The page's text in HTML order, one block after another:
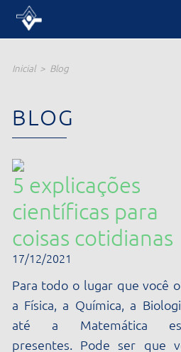
BLOG
5 explicações
científicas para
coisas cotidianas
17/12/2021
Para todo o lugar que você olha,
até a Matemática estão
presentes. Pode ser que você
ainda não tenha percebido,...